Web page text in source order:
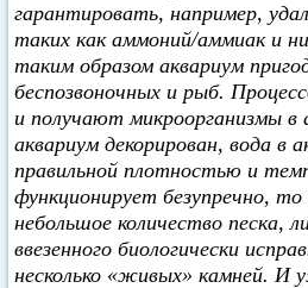
гарантировать, например,
таких как аммоний/аммиак и
таким образом аквариум
беспозвоночных и рыб.
и получают микроорганизмы в
аквариум декорирован, вода в
правильной плотностью и
функционирует безупречно,
небольшое количество песка,
ввезенного биологически
несколько «живых» камней. И